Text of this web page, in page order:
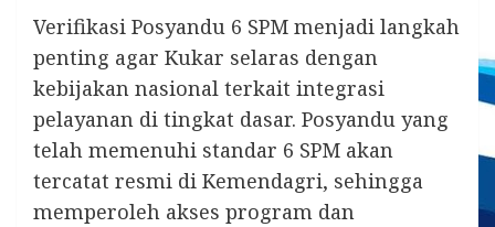
Verifikasi Posyandu 6 SPM menjadi langkah
penting agar Kukar selaras dengan
kebijakan nasional terkait integrasi
pelayanan di tingkat dasar. Posyandu yang
telah memenuhi standar 6 SPM akan
tercatat resmi di Kemendagri, sehingga
memperoleh akses program dan